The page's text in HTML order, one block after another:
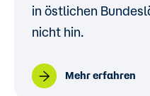
in östlichen
nicht hin.
Mehr erfahren